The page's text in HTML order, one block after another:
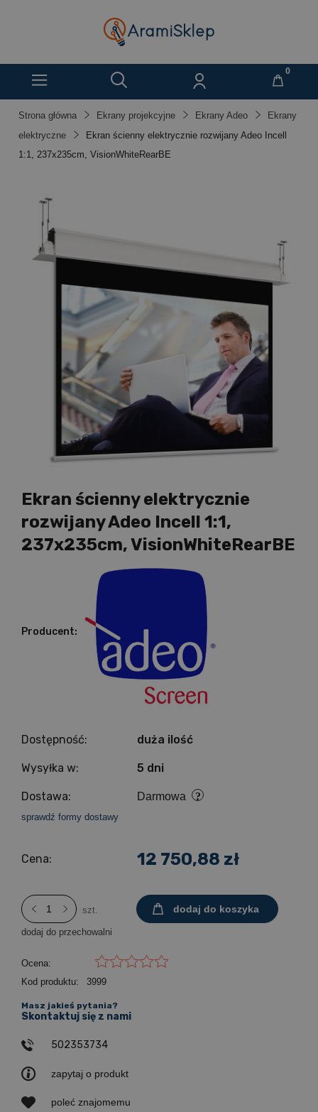
Strona główna Ekrany projekcyjne Ekrany Adeo
Ekrany
elektryczne
Ekran ścienny elektrycznie rozwijany Adeo Incell
1:1, 237x235cm, VisionWhiteRearBE
Ekran ścienny elektrycznie
rozwijany Adeo Incell 1:1,
237x235cm, VisionWhiteRearBE
Producent:
Dostępność: duża ilość
Wysyłka w: 5 dni
Dostawa: Darmowa
sprawdź formy dostawy
Cena: 12 750,88 zł
szt. dodaj do koszyka
dodaj do przechowalni
Ocena:
Kod produktu:
3999
zapytaj o produkt
poleć znajomemu
Masz jakieś pytania?
Skontaktuj się z nami
502353734